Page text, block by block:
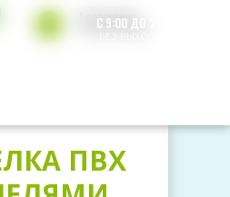
С 9:00 ДО 21:00
Бесплатная
консультация
ПВХ